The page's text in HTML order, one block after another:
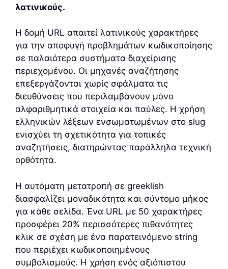
λατινικούς.
Η δομή URL απαιτεί λατινικούς χαρακτήρες
για την αποφυγή προβλημάτων κωδικοποίησης
σε παλαιότερα συστήματα διαχείρισης
περιεχομένου. Οι μηχανές αναζήτησης
επεξεργάζονται χωρίς σφάλματα τις
διευθύνσεις που περιλαμβάνουν μόνο
αλφαριθμητικά στοιχεία και παύλες. Η χρήση
ελληνικών λέξεων ενσωματωμένων στο slug
ενισχύει τη σχετικότητα για τοπικές
αναζητήσεις, διατηρώντας παράλληλα τεχνική
ορθότητα.
Η αυτόματη μετατροπή σε greeklish
διασφαλίζει μοναδικότητα και σύντομο μήκος
για κάθε σελίδα. Ένα URL με 50 χαρακτήρες
προσφέρει 20% περισσότερες πιθανότητες
κλικ σε σχέση με ένα παρατεινόμενο string
που περιέχει κωδικοποιημένους
συμβολισμούς. Η χρήση ενός αξιόπιστου